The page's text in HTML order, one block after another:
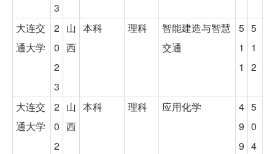
3
大连交
通大学
2
0
2
3
山
西
本科 理科
智能建造与智慧
交通
5
1
1
5
1
2
大连交
通大学
2
0
2
山
西
本科 理科 应用化学
4
9
9
5
0
4